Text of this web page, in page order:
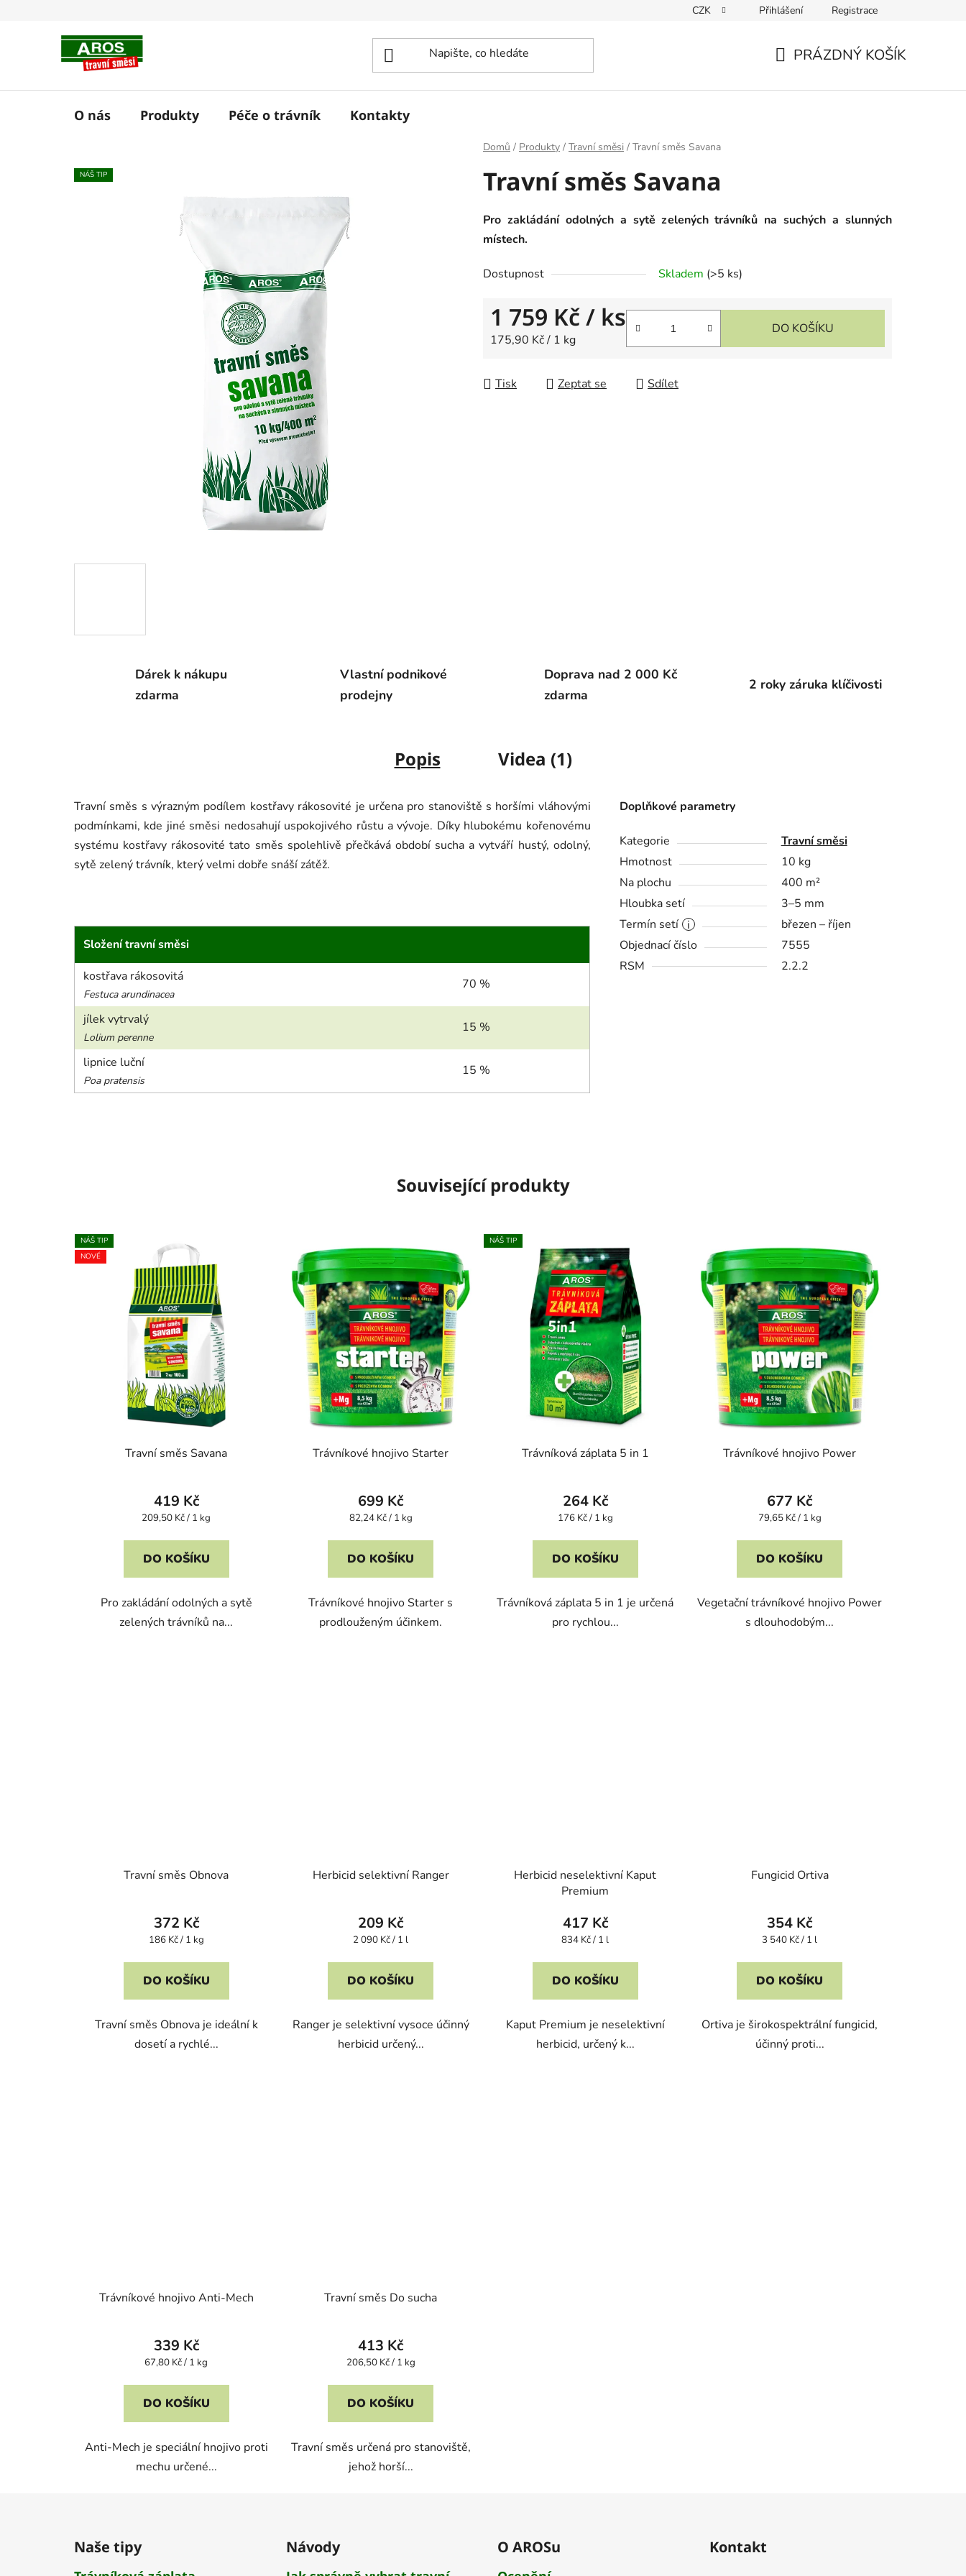
CZK Přihlášení Registrace
PRÁZDNÝ KOŠÍK
O nás Produkty Péče o trávník Kontakty
Domů / Produkty / Travní směsi / Travní směs Savana
Travní směs Savana
Pro zakládání odolných a sytě zelených trávníků na suchých a slunných
místech.
Dostupnost Skladem (>5 ks)
1 759 Kč/ ks
Měrná cena:
175,90 Kč / 1 kg
DO KOŠÍKU
Tisk Zeptat se Sdílet
NÁŠ TIP
Dárek k nákupu
zdarma
Vlastní podnikové
prodejny
Doprava nad 2 000 Kč
zdarma
2 roky záruka klíčivosti
Popis Videa (1)
Travní směs s výrazným podílem kostřavy rákosovité je určena pro stanoviště s horšími vláhovými
podmínkami, kde jiné směsi nedosahují uspokojivého růstu a vývoje. Díky hlubokému kořenovému
systému kostřavy rákosovité tato směs spolehlivě přečkává období sucha a vytváří hustý, odolný,
sytě zelený trávník, který velmi dobře snáší zátěž.
Složení travní směsi
kostřava rákosovitá
Festuca arundinacea
70 %
jílek vytrvalý
Lolium perenne
15 %
lipnice luční
Poa pratensis
15 %
Doplňkové parametry
Kategorie
Travní směsi
Hmotnost
10 kg
Na plochu
400 m²
Hloubka setí
3–5 mm
Termín setí
březen – říjen
Objednací číslo
7555
RSM
2.2.2
Související produkty
NÁŠ TIP
NOVÉ
Travní směs Savana
419 Kč
Měrná
209,50 Kč / 1 kg
DO KOŠÍKU
Pro zakládání odolných a sytě
zelených trávníků na...
Trávníkové hnojivo Starter
699 Kč
Měrná
82,24 Kč / 1 kg
DO KOŠÍKU
Trávníkové hnojivo Starter s
prodlouženým účinkem.
NÁŠ TIP
Trávníková záplata 5 in 1
264 Kč
Měrná
176 Kč / 1 kg
DO KOŠÍKU
Trávníková záplata 5 in 1 je určená
pro rychlou...
Trávníkové hnojivo Power
677 Kč
Měrná
79,65 Kč / 1 kg
DO KOŠÍKU
Vegetační trávníkové hnojivo Power
s dlouhodobým...
Travní směs Obnova
372 Kč
Měrná
186 Kč / 1 kg
DO KOŠÍKU
Travní směs Obnova je ideální k
dosetí a rychlé...
Herbicid selektivní Ranger
209 Kč
Měrná
2 090 Kč / 1 l
DO KOŠÍKU
Ranger je selektivní vysoce účinný
herbicid určený...
Herbicid neselektivní Kaput
Premium
417 Kč
Měrná
834 Kč / 1 l
DO KOŠÍKU
Kaput Premium je neselektivní
herbicid, určený k...
Fungicid Ortiva
354 Kč
Měrná
3 540 Kč / 1 l
DO KOŠÍKU
Ortiva je širokospektrální fungicid,
účinný proti...
Trávníkové hnojivo Anti-Mech
339 Kč
Měrná
67,80 Kč / 1 kg
DO KOŠÍKU
Anti-Mech je speciální hnojivo proti
mechu určené...
Travní směs Do sucha
413 Kč
Měrná
206,50 Kč / 1 kg
DO KOŠÍKU
Travní směs určená pro stanoviště,
jehož horší...
Naše tipy Návody O AROSu Kontakt